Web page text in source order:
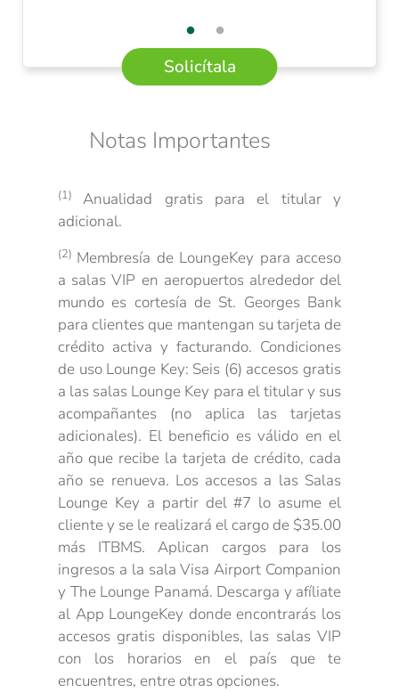
Solicítala
Notas Importantes
(1)
Anualidad gratis para el titular y
adicional.
(2) Membresía de LoungeKey para acceso
a salas VIP en aeropuertos alrededor del
mundo es cortesía de St. Georges Bank
para clientes que mantengan su tarjeta de
crédito activa y facturando. Condiciones
de uso Lounge Key: Seis (6) accesos gratis
a las salas Lounge Key para el titular y sus
acompañantes (no aplica las tarjetas
adicionales). El beneficio es válido en el
año que recibe la tarjeta de crédito, cada
año se renueva. Los accesos a las Salas
Lounge Key a partir del #7 lo asume el
cliente y se le realizará el cargo de $35.00
más ITBMS. Aplican cargos para los
ingresos a la sala Visa Airport Companion
y The Lounge Panamá. Descarga y afíliate
al App LoungeKey donde encontrarás los
accesos gratis disponibles, las salas VIP
con los horarios en el país que te
encuentres, entre otras opciones.